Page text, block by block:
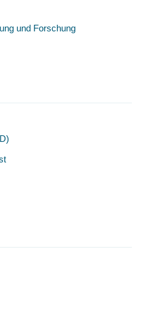
und Forschung